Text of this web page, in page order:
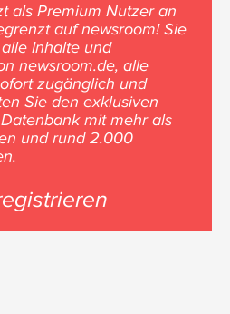
als Premium Nutzer an
auf newsroom! Sie
Inhalte und
newsroom.de, alle
zugänglich und
Sie den exklusiven
mit mehr als
und rund 2.000